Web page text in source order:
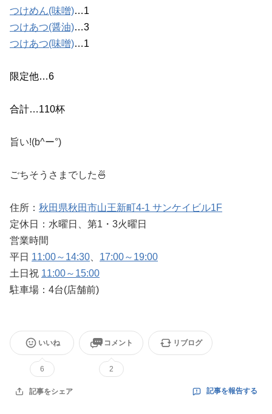
つけめん(味噌)…1
つけあつ(醤油)…3
つけあつ(味噌)…1
限定他…6
合計…110杯
旨い!(b^ー°)
ごちそうさまでした🍜
住所： 秋田県秋田市山王新町4-1 サンケイビル1F
定休日：水曜日、第1・3火曜日
営業時間
平日 11:00～14:30
17:00～19:00
土日祝 11:00～15:00
駐車場：4台(店舗前)
いいね
6
コメント
2
リブログ
記事をシェア 記事を報告する